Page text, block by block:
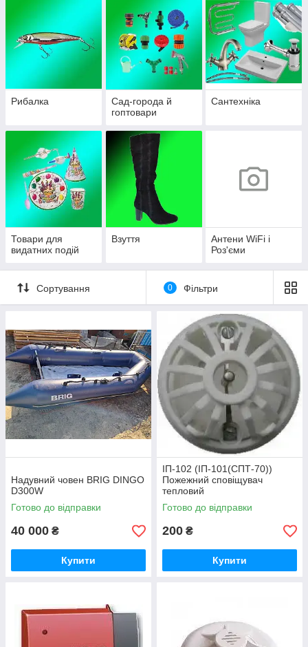
Рибалка
Сад-города й
гоптовари
Сантехніка
Товари для
видатних подій
Взуття
Антени WiFi і
Роз'єми
Сортування 0 Фільтри
Надувний човен BRIG DINGO
D300W
Готово до відправки
40 000 ₴
Купити
ІП-102 (ІП-101(СПТ-70))
Пожежний сповіщувач
тепловий
Готово до відправки
200 ₴
Купити